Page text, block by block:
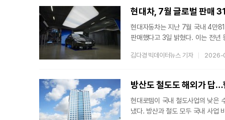
운영하며 정비 기술과 고객 서비
정비사 교육과 전
현대차, 7월 글로벌 판매
현대자동차는 지난 7월 국내 4만
판매했다고 3일 밝혔다. 이는 전
4584대, 아반떼 2624대 등 총 1
판매됐으며, 중대형 버스와 트럭
1700대, GV80 1317대 등 총
김다경 빅데이터뉴스 기자 2026-
방산도 철도도 해외가 답
현대로템이 국내 철도사업의 낮은
냈다. 방산과 철도 모두 국내 사업